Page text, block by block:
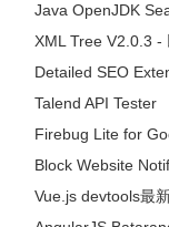
Java OpenJDK
XML Tree V2.0.3 -
Detailed SEO
Talend API Tester
Firebug Lite for
Block Website
Vue.js devtools最